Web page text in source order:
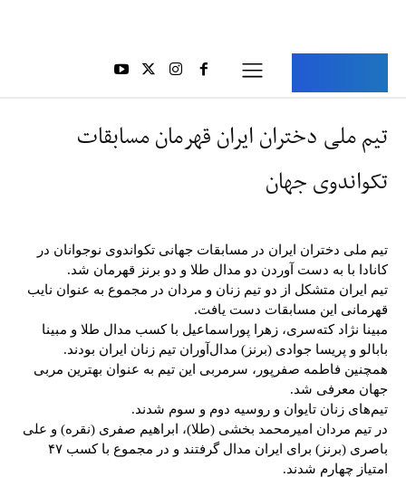
تیم ملی دختران ایران قهرمان مسابقات
تکواندوی جهان
تیم ملی دختران ایران در مسابقات جهانی تکواندوی نوجوانان در
کانادا با به دست آوردن دو مدال طلا و دو برنز قهرمان شد.
تیم ایران متشکل از دو تیم زنان و مردان در مجموع به عنوان نایب
قهرمانی این مسابقات دست یافت.
مبینا نژاد کته‌سری، زهرا پوراسماعیل با کسب مدال طلا و مبینا
بابالو و پریسا جوادی (برنز) مدال‌آوران تیم زنان ایران بودند.
همچنین فاطمه صفرپور، سرمربی این تیم به عنوان بهترین مربی
جهان معرفی شد.
تیم‌های زنان تایوان و روسیه دوم و سوم شدند.
در تیم مردان امیرمحمد بخشی (طلا)، ابراهیم صفری (نقره) و علی
باصری (برنز) برای ایران مدال گرفتند و در مجموع با کسب ۴۷
امتیاز چهارم شدند.